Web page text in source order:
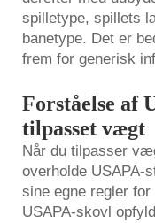
spilletype, spillets
banetype. Det er
frem for generisk
Forståelse af
tilpasset vægt
Når du tilpasser
overholde USAPA-
sine egne regler
USAPA-skovl